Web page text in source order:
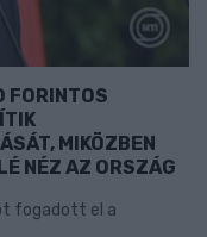
FORINTOS
MIKÖZBEN
NÉZ AZ ORSZÁG
fogadott el a